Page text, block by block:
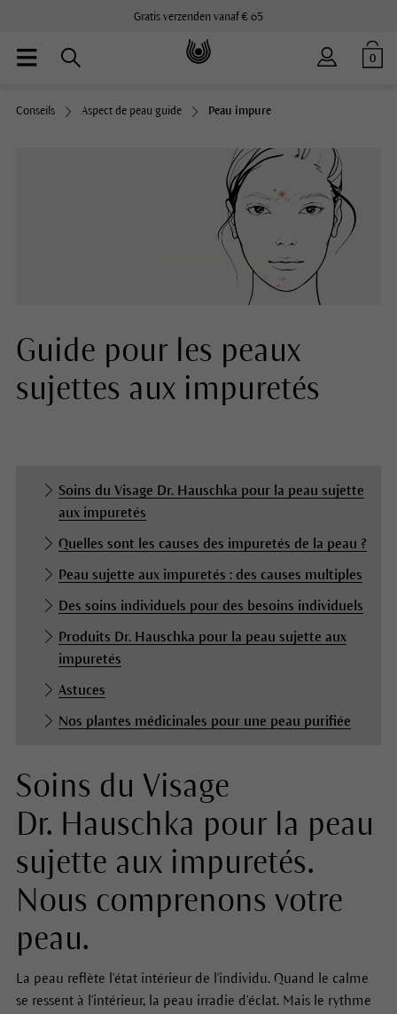
Gratis verzenden vanaf € 65
0
Conseils Aspect de peau guide Peau impure
Guide pour les peaux
sujettes aux impuretés
Soins du Visage Dr. Hauschka pour la peau sujette
aux impuretés
Quelles sont les causes des impuretés de la peau ?
Peau sujette aux impuretés : des causes multiples
Des soins individuels pour des besoins individuels
Produits Dr. Hauschka pour la peau sujette aux
impuretés
Astuces
Nos plantes médicinales pour une peau purifiée
Soins du Visage
Dr. Hauschka pour la peau
sujette aux impuretés.
Nous comprenons votre
peau.
La peau reflète l'état intérieur de l'individu. Quand le calme
se ressent à l'intérieur, la peau irradie d'éclat. Mais le rythme